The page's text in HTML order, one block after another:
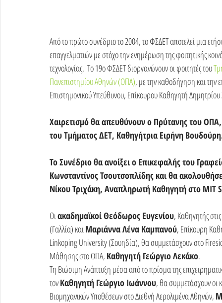
Από το πρώτο συνέδριο το 2004, το ΦΣΔΕΤ αποτελεί μια
επαγγελματιών με στόχο την ενημέρωση της φοιτητικής
τεχνολογίας.  Το 19ο ΦΣΔΕΤ διοργανώνουν οι φοιτητές του
Πανεπιστημίου Αθηνών (ΟΠΑ), με την καθοδήγηση και την
Επιστημονικού Υπεύθυνου, Επίκουρου Καθηγητή
Χαιρετισμό θα απευθύνουν ο Πρύτανης του
του Τμήματος ΔΕΤ, Καθηγήτρια Ειρήνη
Το Συνέδριο θα ανοίξει ο Επικεφαλής του
Κωνσταντίνος Τσουτσοπλίδης και θα
Νίκου Τριχάκη, Αναπληρωτή Καθηγητή στο MIT
Οι ακαδημαϊκοί Θεόδωρος Ευγενίου, Καθηγητής
(Γαλλία) και Μαριάννα Λένα Καμπανού, Επίκουρη
Linkoping University (Σουηδία), θα συμμετάσχουν στο
Μάθησης στο ΟΠΑ, Καθηγητή Γεώργιο Λεκάκο.
Τη Βιώσιμη Ανάπτυξη μέσα από το πρίσμα της
τον Καθηγητή Γεώργιο Ιωάννου, θα συμμετάσχουν οι
Βιομηχανικών Υποθέσεων στο Διεθνή Αερολιμένα Αθηνών,